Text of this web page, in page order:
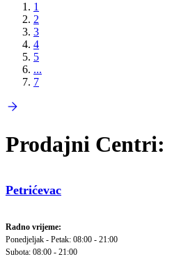
1
2
3
4
5
...
7
Prodajni Centri:
Petrićevac
Radno vrijeme:
Ponedjeljak - Petak: 08:00 - 21:00
Subota: 08:00 - 21:00